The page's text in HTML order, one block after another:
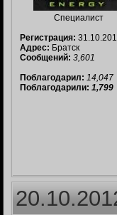
Специалист
Регистрация:
Адрес: Братск
Сообщений: 3,601
Поблагодарил: 14,047
Поблагодарили: 1,799